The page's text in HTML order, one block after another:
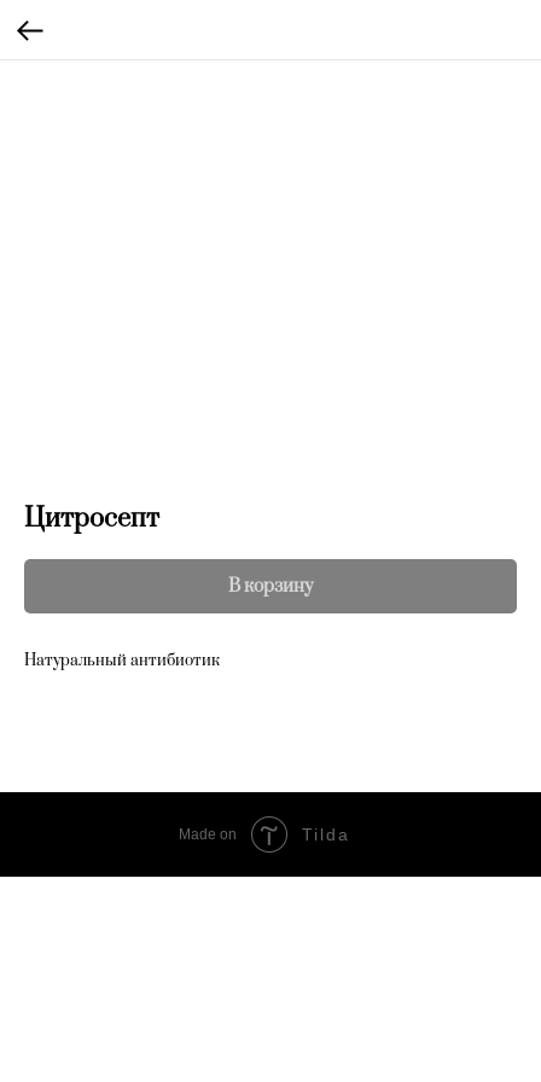
Цитросепт
В корзину
Натуральный антибиотик
Made on Tilda